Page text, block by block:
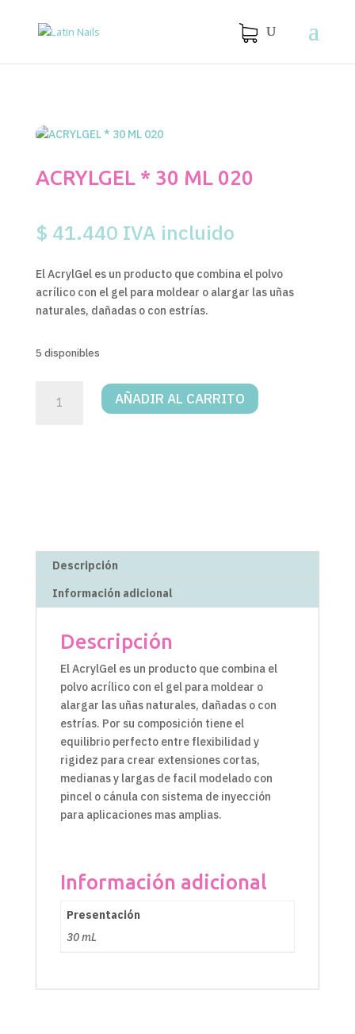
ACRYLGEL * 30 ML 020
$ 41.440 IVA incluido
El AcrylGel es un producto que combina el polvo
acrílico con el gel para moldear o alargar las uñas
naturales, dañadas o con estrías.
5 disponibles
AÑADIR AL CARRITO
Descripción
Información adicional
Descripción
El AcrylGel es un producto que combina el
polvo acrílico con el gel para moldear o
alargar las uñas naturales, dañadas o con
estrías. Por su composición tiene el
equilibrio perfecto entre flexibilidad y
rigidez para crear extensiones cortas,
medianas y largas de facil modelado con
pincel o cánula con sistema de inyección
para aplicaciones mas amplias.
Información adicional
Presentación
30 mL